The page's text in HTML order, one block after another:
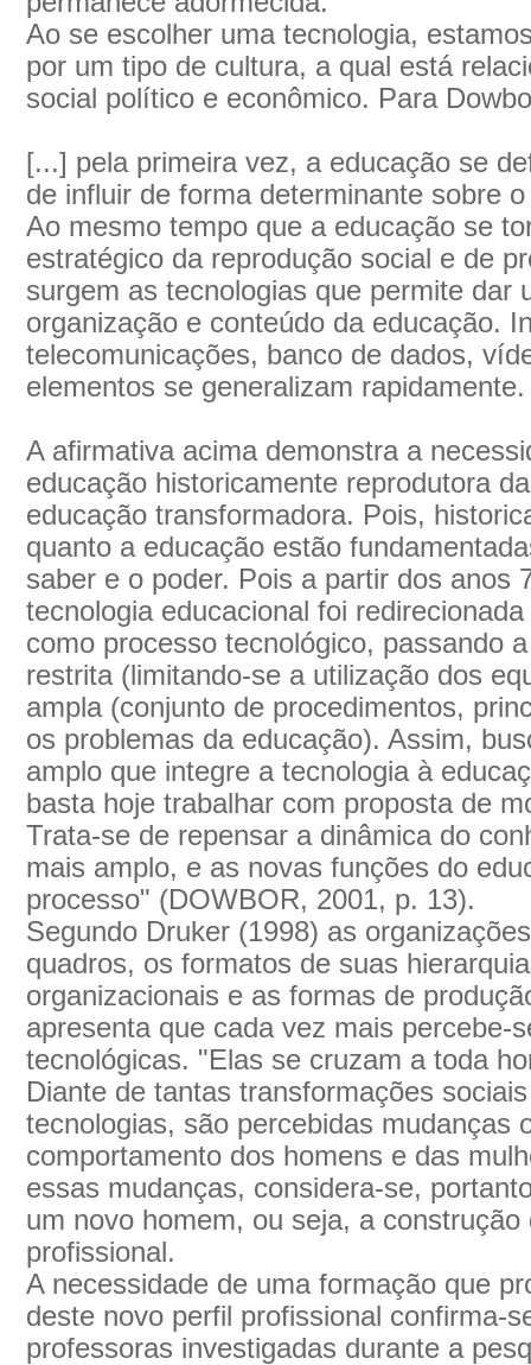
Ao se escolher uma tecnologia,
por um tipo de cultura, a qual está
social político e econômico. Para
[...] pela primeira vez, a educação se
de influir de forma determinante sobre
Ao mesmo tempo que a educação se
estratégico da reprodução social e de
surgem as tecnologias que permite dar
organização e conteúdo da educação.
telecomunicações, banco de dados,
elementos se generalizam rapidamente.
A afirmativa acima demonstra a
educação historicamente reprodutora
educação transformadora. Pois,
quanto a educação estão
saber e o poder. Pois a partir dos anos
tecnologia educacional foi
como processo tecnológico, passando
restrita (limitando-se a utilização dos
ampla (conjunto de procedimentos,
os problemas da educação). Assim,
amplo que integre a tecnologia à
basta hoje trabalhar com proposta de
Trata-se de repensar a dinâmica do
mais amplo, e as novas funções do
processo" (DOWBOR, 2001, p. 13).
Segundo Druker (1998) as
quadros, os formatos de suas
organizacionais e as formas de
apresenta que cada vez mais percebe-
tecnológicas. "Elas se cruzam a toda
Diante de tantas transformações
tecnologias, são percebidas mudanças
comportamento dos homens e das
essas mudanças, considera-se,
um novo homem, ou seja, a
profissional.
A necessidade de uma formação que
deste novo perfil profissional confirma-
professoras investigadas durante a